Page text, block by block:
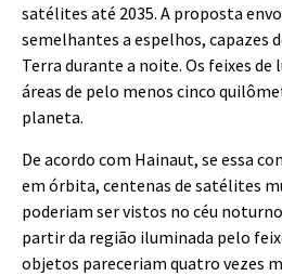
satélites até 2035. A proposta
semelhantes a espelhos, capazes
Terra durante a noite. Os feixes
áreas de pelo menos cinco
planeta.
De acordo com Hainaut, se essa
em órbita, centenas de satélites
poderiam ser vistos no céu
partir da região iluminada pelo
objetos pareceriam quatro vezes